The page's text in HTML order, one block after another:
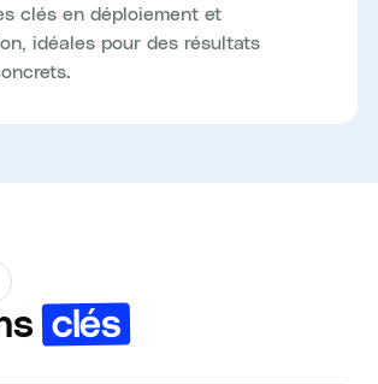
clés en déploiement et
idéales pour des résultats
clés